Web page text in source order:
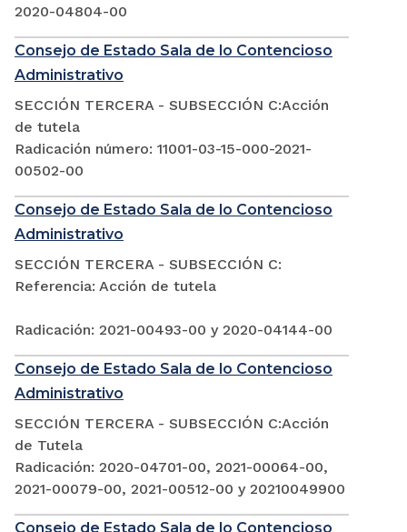
2020-04804-00
Consejo de Estado Sala de lo Contencioso
Administrativo
SECCIÓN TERCERA - SUBSECCIÓN C:Acción
de tutela
Radicación número: 11001-03-15-000-2021-
00502-00
Consejo de Estado Sala de lo Contencioso
Administrativo
SECCIÓN TERCERA - SUBSECCIÓN C:
Referencia: Acción de tutela
Radicación: 2021-00493-00 y 2020-04144-00
Consejo de Estado Sala de lo Contencioso
Administrativo
SECCIÓN TERCERA - SUBSECCIÓN C:Acción
de Tutela
Radicación: 2020-04701-00, 2021-00064-00,
2021-00079-00, 2021-00512-00 y 20210049900
Consejo de Estado Sala de lo Contencioso